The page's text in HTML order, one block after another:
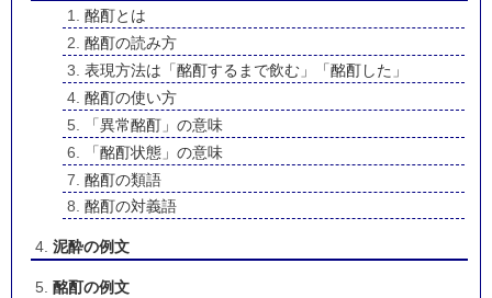
酩酊とは
酩酊の読み方
表現方法は「酩酊するまで飲む」「酩酊した」
酩酊の使い方
「異常酩酊」の意味
「酩酊状態」の意味
酩酊の類語
酩酊の対義語
泥酔の例文
酩酊の例文